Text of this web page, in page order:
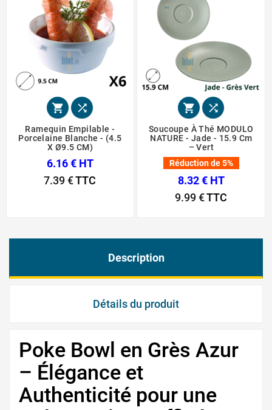
 
Ramequin Empilable -
Porcelaine Blanche - (4.5
X Ø9.5 CM)
6.16 € HT
7.39 €TTC
 
Soucoupe À Thé MODULO
NATURE - Jade - 15.9 Cm
– Vert
Réduction de 5%
8.32 € HT
9.99 €TTC
Description
Détails du produit
Poke Bowl en Grès Azur
– Élégance et
Authenticité pour une